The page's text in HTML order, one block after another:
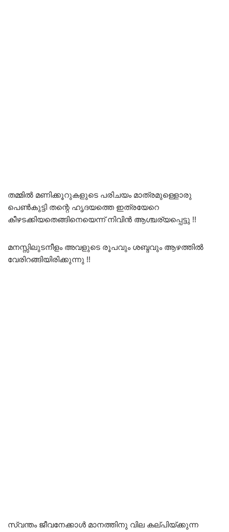
തമ്മിൽ മണിക്കൂറുകളുടെ പരിചയം മാത്രമുള്ളൊരു
പെൺകുട്ടി തന്റെ ഹൃദയത്തെ ഇത്രയേറെ
കീഴടക്കിയതെങ്ങിനെയെന്ന് നിവിൻ ആശ്ചര്യപ്പെട്ടു !!
മനസ്സിലുടനീളം അവളുടെ രൂപവും ശബ്ദവും ആഴത്തിൽ
വേരിറങ്ങിയിരിക്കുന്നു !!
സ്വന്തം ജീവനേക്കാൾ മാനത്തിനു വില കല്പിയ്ക്കുന്ന